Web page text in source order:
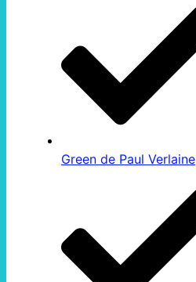
Green de Paul Verlaine